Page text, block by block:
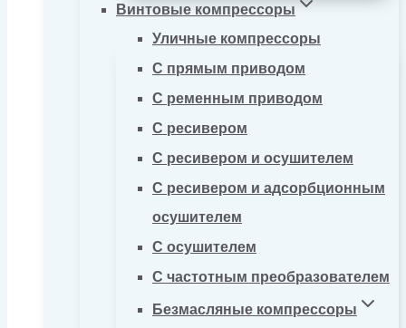
Винтовые компрессоры
Уличные компрессоры
С прямым приводом
С ременным приводом
С ресивером
С ресивером и осушителем
С ресивером и адсорбционным
осушителем
С осушителем
С частотным преобразователем
Безмасляные компрессоры